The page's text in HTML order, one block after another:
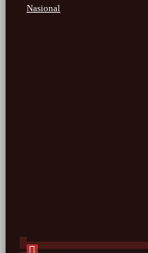
Nasional